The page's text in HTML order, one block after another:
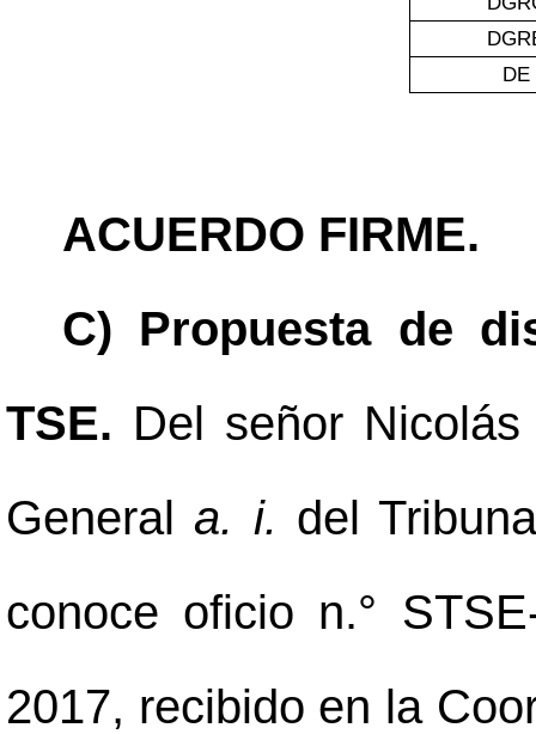
DE
ACUERDO FIRME.
C) Propuesta de
TSE. Del señor
General a. i. del
conoce oficio n.°
2017, recibido en la